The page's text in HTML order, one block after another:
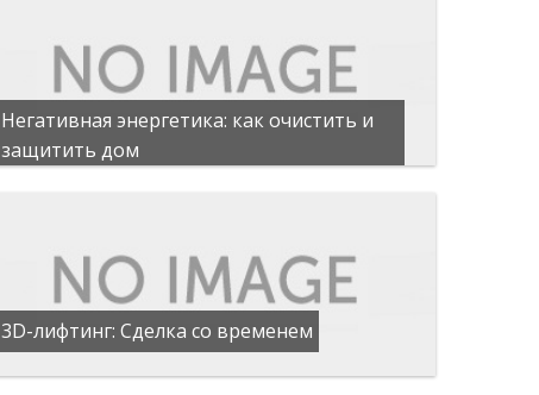
Негативная энергетика: как очистить и
защитить дом
3D-лифтинг: Сделка со временем